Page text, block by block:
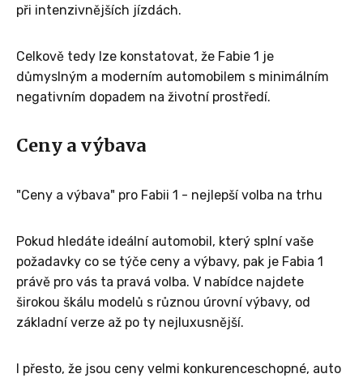
při intenzivnějších jízdách.
Celkově tedy lze konstatovat, že Fabie 1 je
důmyslným a moderním automobilem s minimálním
negativním dopadem na životní prostředí.
Ceny a výbava
"Ceny a výbava" pro Fabii 1 - nejlepší volba na trhu
Pokud hledáte ideální automobil, který splní vaše
požadavky co se týče ceny a výbavy, pak je Fabia 1
právě pro vás ta pravá volba. V nabídce najdete
širokou škálu modelů s různou úrovní výbavy, od
základní verze až po ty nejluxusnější.
I přesto, že jsou ceny velmi konkurenceschopné, auto